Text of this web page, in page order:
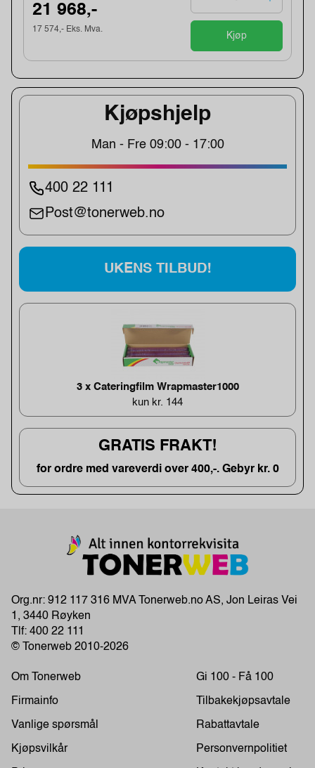
Kjøpshjelp
Man - Fre 09:00 - 17:00
400 22 111
Post@tonerweb.no
UKENS TILBUD!
3 x Cateringfilm Wrapmaster1000
kun kr. 144
GRATIS FRAKT!
for ordre med vareverdi over 400,-. Gebyr kr. 0
21 968,-
17 574,- Eks. Mva.
Kjøp
Org.nr: 912 117 316 MVA Tonerweb.no AS, Jon Leiras Vei
1, 3440 Røyken
Tlf: 400 22 111
© Tonerweb 2010-2026
Om Tonerweb
Firmainfo
Vanlige spørsmål
Kjøpsvilkår
Gi 100 - Få 100
Tilbakekjøpsavtale
Rabattavtale
Personvernpolitiet